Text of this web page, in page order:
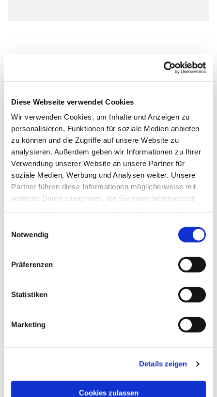
Diese Webseite verwendet Cookies
Wir verwenden Cookies, um Inhalte und Anzeigen zu
personalisieren, Funktionen für soziale Medien anbieten
zu können und die Zugriffe auf unsere Website zu
analysieren. Außerdem geben wir Informationen zu Ihrer
Verwendung unserer Website an unsere Partner für
soziale Medien, Werbung und Analysen weiter. Unsere
Partner führen diese Informationen möglicherweise mit
weiteren Daten zusammen, die Sie ihnen bereitgestellt
Notwendig
Präferenzen
Statistiken
Marketing
Details zeigen
Cookies zulassen
Dies könnte Sie auch